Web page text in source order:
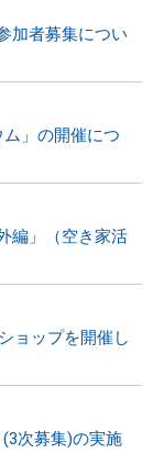
加者募集につい
ム」の開催につ
編」（空き家活
ョップを開催し
次募集)の実施